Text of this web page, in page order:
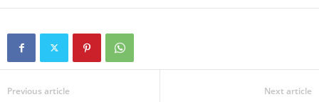
Previous article Next article